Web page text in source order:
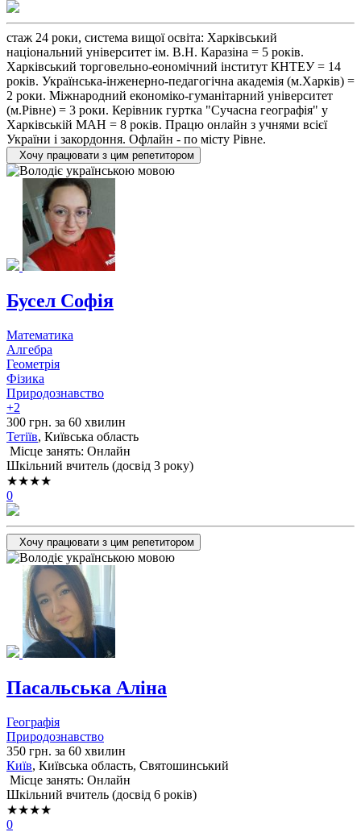
стаж 24 роки, система вищої освіта: Харківський
національний університет ім. В.Н. Каразіна = 5 років.
Харківський торговельно-еономічний інститут КНТЕУ = 14
років. Українська-інженерно-педагогічна академія (м.Харків) =
2 роки. Міжнародний економіко-гуманітарний університет
(м.Рівне) = 3 роки. Керівник гуртка "Сучасна географія" у
Харківській МАН = 8 років. Працю онлайн з учнями всієї
України і закордоння. Офлайн - по місту Рівне.
Хочу працювати з цим репетитором
Бусел Софія
Математика
Алгебра
Геометрія
Фізика
Природознавство
+2
300 грн. за 60 хвилин
Тетіїв, Київська область
Місце занять: Онлайн
Шкільний вчитель (досвід 3 року)
★★★★
0
Хочу працювати з цим репетитором
Пасальська Аліна
Географія
Природознавство
350 грн. за 60 хвилин
Київ, Київська область, Святошинський
Місце занять: Онлайн
Шкільний вчитель (досвід 6 років)
★★★★
0